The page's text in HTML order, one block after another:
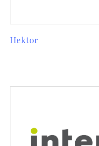
Hektor